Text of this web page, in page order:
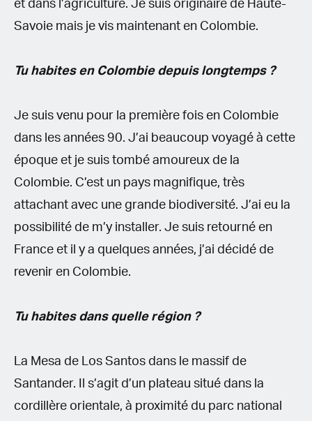
et dans l’agriculture. Je suis originaire de Haute-
Savoie mais je vis maintenant en Colombie.
Tu habites en Colombie depuis longtemps ?
Je suis venu pour la première fois en Colombie
dans les années 90. J’ai beaucoup voyagé à cette
époque et je suis tombé amoureux de la
Colombie. C’est un pays magnifique, très
attachant avec une grande biodiversité. J’ai eu la
possibilité de m’y installer. Je suis retourné en
France et il y a quelques années, j’ai décidé de
revenir en Colombie.
Tu habites dans quelle région ?
La Mesa de Los Santos dans le massif de
Santander. Il s’agit d’un plateau situé dans la
cordillère orientale, à proximité du parc national